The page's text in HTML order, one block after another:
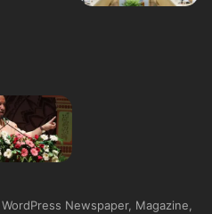
Newspaper, Magazine,